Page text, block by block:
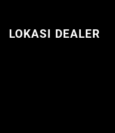
LOKASI DEALER